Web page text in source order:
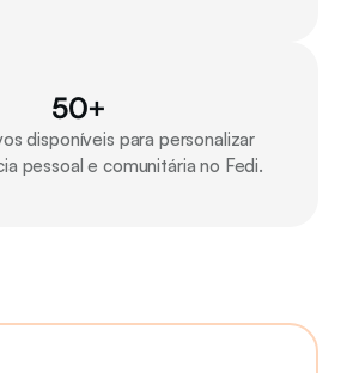
50+
disponíveis para personalizar
pessoal e comunitária no Fedi.